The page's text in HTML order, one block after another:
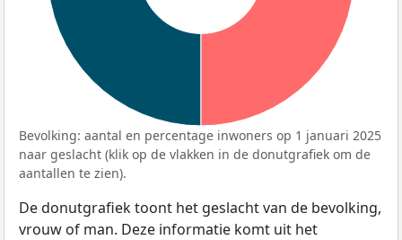
Bevolking: aantal en percentage inwoners op 1 januari 2025
naar geslacht (klik op de vlakken in de donutgrafiek om de
aantallen te zien).
De donutgrafiek toont het geslacht van de bevolking,
vrouw of man. Deze informatie komt uit het